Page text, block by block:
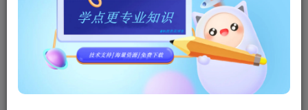
探索无尽的宇宙以及创造最有效率的星际殖民地。 构建
起输送系统以实现生产自动化。 也要照顾宇航员和他们的需
求！ 快來建立新的殖民地作为星际模拟的一部分吧。